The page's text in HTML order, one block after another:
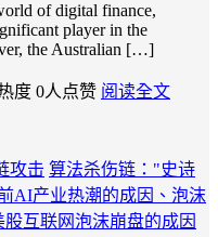
of digital finance,
player in the
the Australian […]
度 0人点赞 阅读全文
攻击 算法杀伤链："史诗
AI产业热潮的成因、泡沫
股互联网泡沫崩盘的成因